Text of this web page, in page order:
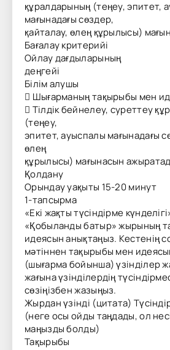
құралдарының (теңеу, эпитет,
мағынадағы сөздер,
қайталау, өлең құрылысы)
Бағалау критерийі
Ойлау дағдыларының
деңгейі
Білім алушы
 Шығарманың тақырыбы мен
 Тілдік бейнелеу, суреттеу
(теңеу,
эпитет, ауыспалы мағынадағы
өлең
құрылысы) мағынасын
Қолдану
Орындау уақыты 15-20 минут
1-тапсырма
«Екі жақты түсіндірме
«Қобыланды батыр» жырының
идеясын анықтаңыз. Кестенің
мәтіннен тақырыбы мен
(шығарма бойынша) үзінділер
жағына үзінділердің
сөзіңізбен жазыңыз.
Жырдан үзінді (цитата)
(неге осы ойды таңдады, ол
маңызды болды)
Тақырыбы